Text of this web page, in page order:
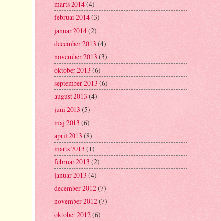
marts 2014(4)
februar 2014(3)
januar 2014(2)
december 2013 (4)
november 2013 (3)
oktober 2013 (6)
september 2013 (6)
august 2013 (4)
juni 2013 (5)
maj 2013 (6)
april 2013 (8)
marts 2013 (1)
februar 2013 (2)
januar 2013 (4)
december 2012(7)
november 2012(7)
oktober 2012(6)